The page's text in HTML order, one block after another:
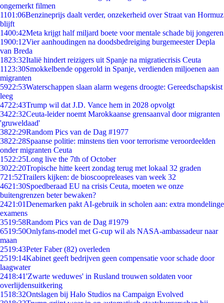
ongemerkt filmen
1101:06Benzineprijs daalt verder, onzekerheid over Straat van Hormuz
blijft
1400:42Meta krijgt half miljard boete voor mentale schade bij jongeren
1900:12Vier aanhoudingen na doodsbedreiging burgemeester Depla
van Breda
1823:32Italië hindert reizigers uit Spanje na migratiecrisis Ceuta
11 23:30Smokkelbende opgerold in Spanje, verdienden miljoenen aan
migranten
5922:53Waterschappen slaan alarm wegens droogte: Gereedschapskist
leeg
4722:43Trump wil dat J.D. Vance hem in 2028 opvolgt
3422:32Ceuta-leider noemt Marokkaanse grensaanval door migranten
'gruweldaad'
3822:29Random Pics van de Dag #1977
3822:28Spaanse politie: minstens tien voor terrorisme veroordeelden
onder migranten Ceuta
1522:25Long live the 7th of October
3022:20Tropische hitte keert zondag terug met lokaal 32 graden
721:52Trailers kijken: de bioscoopreleases van week 32
4621:30Spoedberaad EU na crisis Ceuta, moeten we onze
buitengrenzen beter bewaken?
2421:01Denemarken pakt AI-gebruik in scholen aan: extra mondelinge
examens
3519:58Random Pics van de Dag #1979
6519:50Onlyfans-model met G-cup wil als NASA-ambassadeur naar
maan
2519:43Peter Faber (82) overleden
2519:14Kabinet geeft bedrijven geen compensatie voor schade door
laagwater
2418:41'Zwarte weduwes' in Rusland trouwen soldaten voor
overlijdensuitkering
1518:32Ontslagen bij Halo Studios na Campaign Evolved